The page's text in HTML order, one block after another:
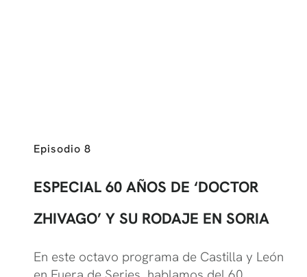
Episodio 8
ESPECIAL 60 AÑOS DE ‘DOCTOR
ZHIVAGO’ Y SU RODAJE EN SORIA
En este octavo programa de Castilla y León